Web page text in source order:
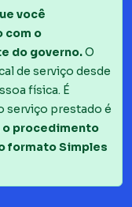
você
com o
do governo.O
de serviço desde
física. É
serviço prestado é
o procedimento
formato Simples